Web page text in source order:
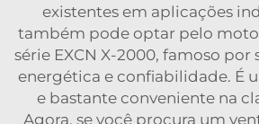
existentes em aplicações
também pode optar pelo
série EXCN X-2000, famoso por
energética e confiabilidade. É
e bastante conveniente na
Agora, se você procura um